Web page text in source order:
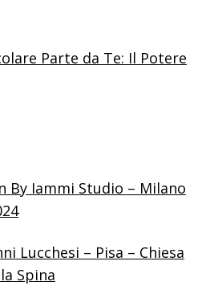
Parte da Te: Il Potere
By Iammi Studio – Milano
Lucchesi – Pisa – Chiesa
Spina